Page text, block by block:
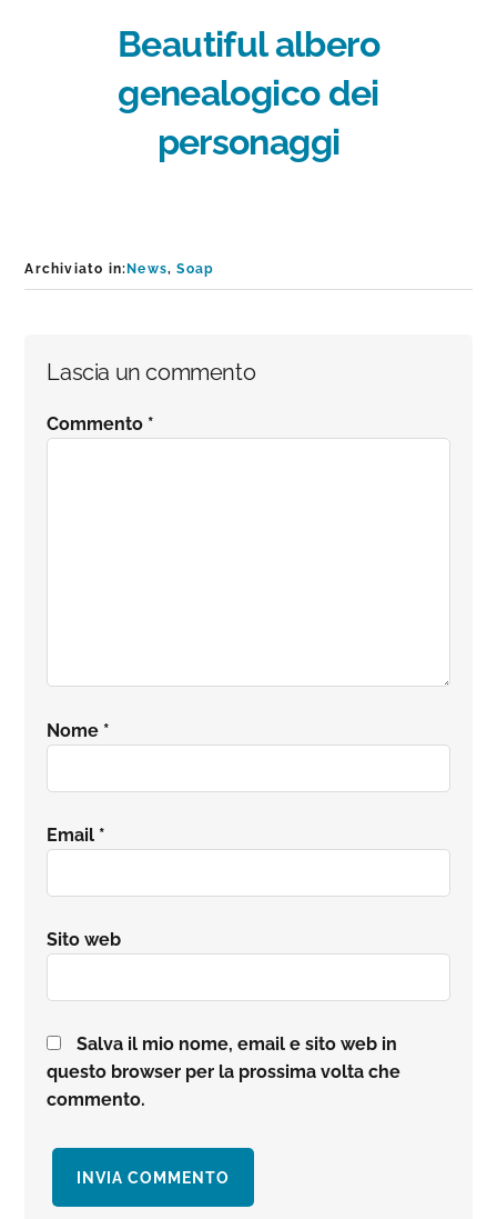
Beautiful albero
genealogico dei
personaggi
Archiviato in:News,Soap
Interazioni
del
Lascia un commento
Commento *
Nome *
Email *
Sito web
Salva il mio nome, email e sito web in
questo browser per la prossima volta che
commento.